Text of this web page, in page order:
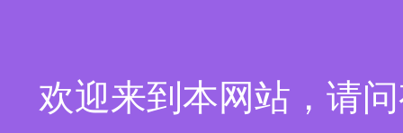
欢迎来到本网站，请